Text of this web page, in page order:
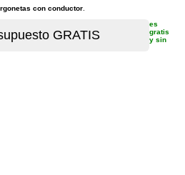
con conductor
es
gratis
y sin